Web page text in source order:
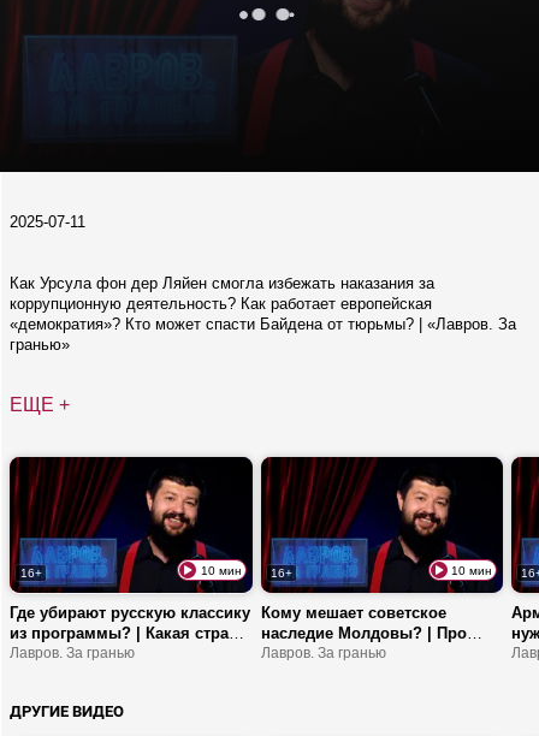
2025-07-11
Как Урсула фон дер Ляйен смогла избежать наказания за
коррупционную деятельность? Как работает европейская
«демократия»? Кто может спасти Байдена от тюрьмы? | «Лавров. За
гранью»
ЕЩЕ +
16+ 10 мин
Где убирают русскую классику
из программы? | Какая страна
призывает девушек в армию?
Лавров. За гранью
16+ 10 мин
Кому мешает советское
наследие Молдовы? | Про
последствия пожаров во
Лавров. За гранью
ДРУГИЕ ВИДЕО